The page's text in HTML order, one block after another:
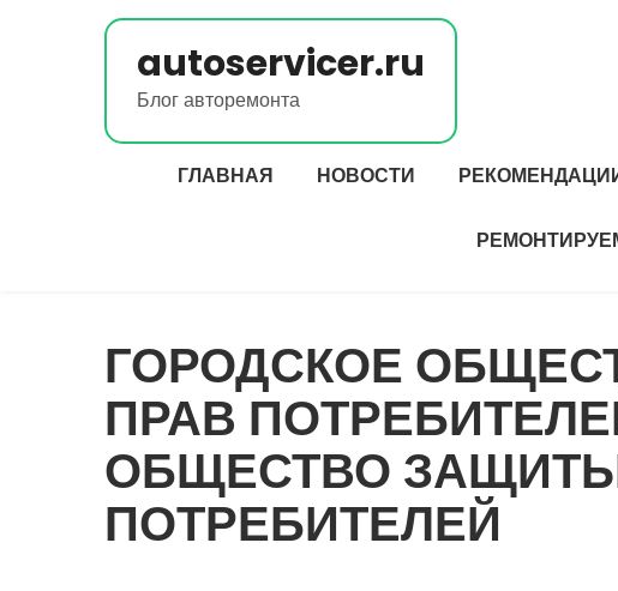
autoservicer.ru
Блог авторемонта
ГЛАВНАЯ НОВОСТИ
ГОРОДСКОЕ
ПРАВ
ОБЩЕСТВО
ПОТРЕБИТЕЛЕЙ